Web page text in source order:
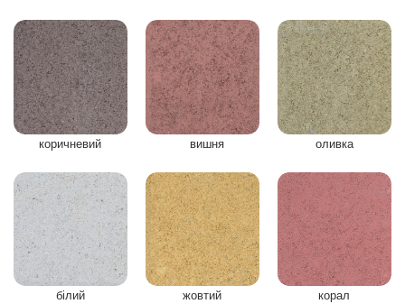
коричневий вишня оливка
білий жовтий корал